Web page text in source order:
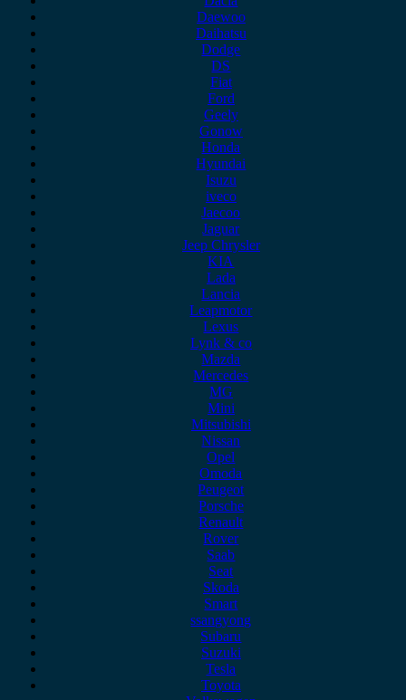
Daewoo
Daihatsu
Dodge
DS
Fiat
Ford
Geely
Gonow
Honda
Hyundai
Isuzu
iveco
Jaecoo
Jaguar
Jeep Chrysler
KIA
Lada
Lancia
Leapmotor
Lexus
Lynk & co
Mazda
Mercedes
MG
Mini
Mitsubishi
Nissan
Opel
Omoda
Peugeot
Porsche
Renault
Rover
Saab
Seat
Skoda
Smart
ssangyong
Subaru
Suzuki
Tesla
Toyota